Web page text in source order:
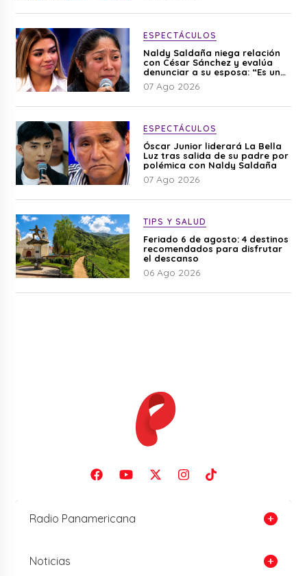
ESPECTÁCULOS
Naldy Saldaña niega relación
con César Sánchez y evalúa
denunciar a su esposa: “Es una
difamación”
07 Ago 2026
ESPECTÁCULOS
Óscar Junior liderará La Bella
Luz tras salida de su padre por
polémica con Naldy Saldaña
07 Ago 2026
TIPS Y SALUD
Feriado 6 de agosto: 4 destinos
recomendados para disfrutar
el descanso
06 Ago 2026
Radio Panamericana
Noticias